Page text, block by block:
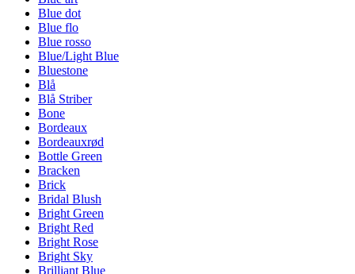
Blue dot
Blue flo
Blue rosso
Blue/Light Blue
Bluestone
Blå
Blå Striber
Bone
Bordeaux
Bordeauxrød
Bottle Green
Bracken
Brick
Bridal Blush
Bright Green
Bright Red
Bright Rose
Bright Sky
Brilliant Blue